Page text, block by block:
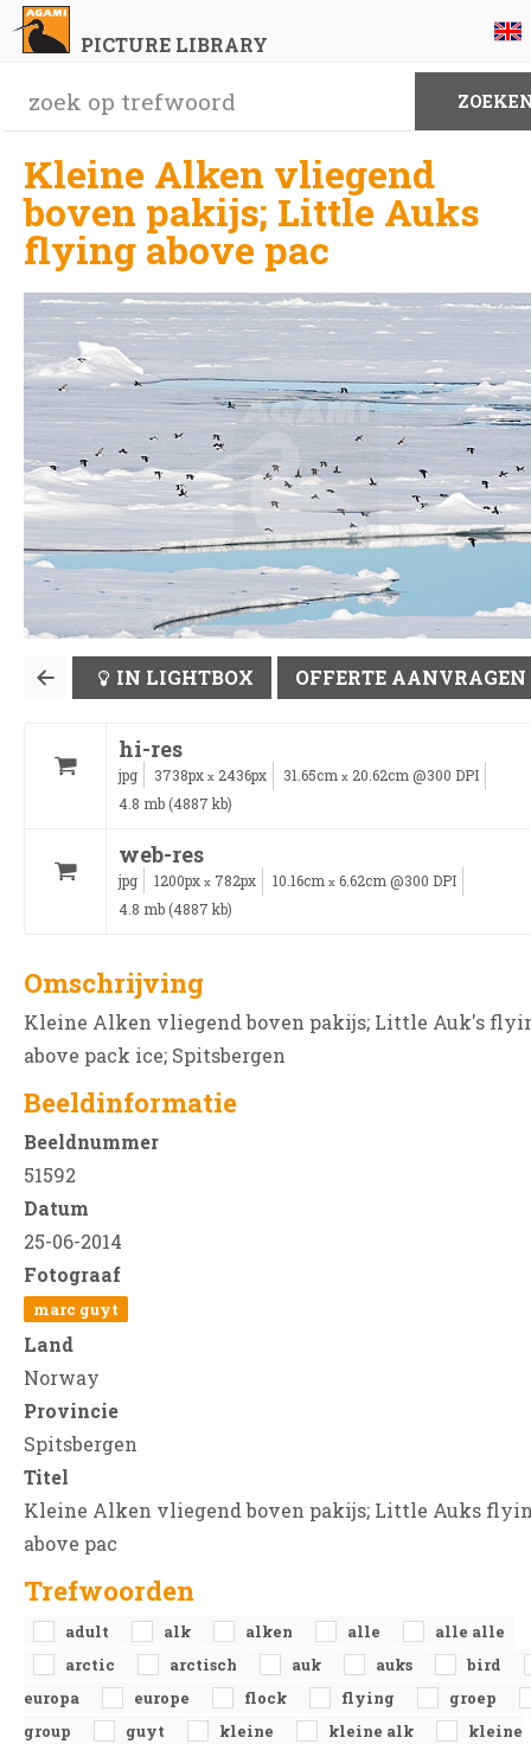
PICTURE LIBRARY
Kleine Alken vliegend
boven pakijs; Little Auks
flying above pac
IN LIGHTBOX OFFERTE AANVRAGEN
hi-res
jpg 3738px x 2436px 31.65cm x 20.62cm @300 DPI
4.8 mb (4887 kb)
web-res
jpg 1200px x 782px 10.16cm x 6.62cm @300 DPI
4.8 mb (4887 kb)
Omschrijving
Kleine Alken vliegend boven pakijs; Little Auk's
above pack ice; Spitsbergen
Beeldinformatie
Beeldnummer
51592
Datum
25-06-2014
Fotograaf
marc guyt
Land
Norway
Provincie
Spitsbergen
Titel
Kleine Alken vliegend boven pakijs; Little Auks
above pac
Trefwoorden
adult alk alken alle
alle alle
arctic
arctisch auk auks
bird
europa
europe flock flying
groep
group
guyt kleine kleine alk
kleine